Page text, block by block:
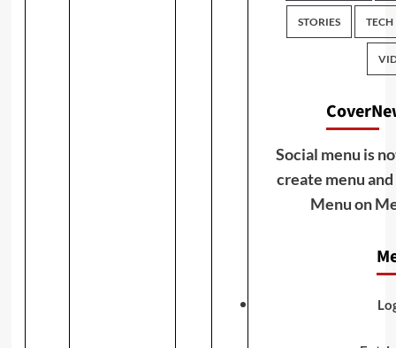
STORIES TECH
Social menu is
create menu
Menu on